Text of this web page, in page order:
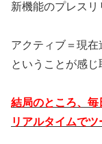
新機能のプレス
アクティブ＝現
ということが感じ
結局のところ、毎
リアルタイムで